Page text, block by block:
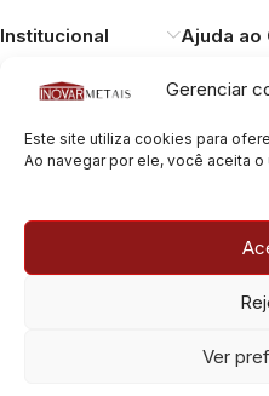
Gerenciar
Este site utiliza cookies para
Ao navegar por ele, você aceita
Ver
Institucional Ajuda ao
Entregando qualidade,
durabilidade e design.
Estamos à disposição.
São Paulo/SP – CEP: 05424-
São Paulo/SP – CEP: 05424-